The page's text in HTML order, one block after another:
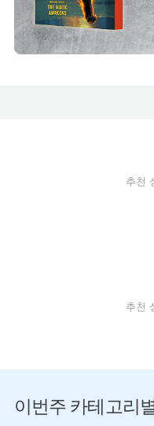
추천
추천
이번주 카테고리